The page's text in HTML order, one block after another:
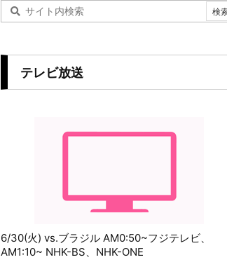
テレビ放送
6/30(火) vs.ブラジル AM0:50~フジテレビ、
AM1:10~ NHK-BS、NHK-ONE